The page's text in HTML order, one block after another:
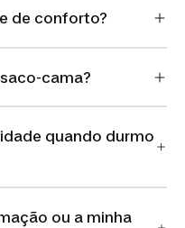
de conforto?
cama?
quando durmo
ou a minha